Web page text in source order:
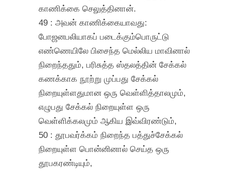
காணிக்கை செலுத்தினான்.
49 : அவன் காணிக்கையாவது:
போஜனபலியாகப் படைக்கும்பொருட்டு
எண்ணெயிலே பிசைந்த மெல்லிய மாவினால்
நிறைந்ததும், பரிசுத்த ஸ்தலத்தின் சேக்கல்
கணக்காக நூற்று முப்பது சேக்கல்
நிறையுள்ளதுமான ஒரு வெள்ளித்தாலமும்,
எழுபது சேக்கல் நிறையுள்ள ஒரு
வெள்ளிக்கலமும் ஆகிய இவ்விரண்டும்,
50 : தூபவர்க்கம் நிறைந்த பத்துச்சேக்கல்
நிறையுள்ள பொன்னினால் செய்த ஒரு
தூபகரண்டியும்,